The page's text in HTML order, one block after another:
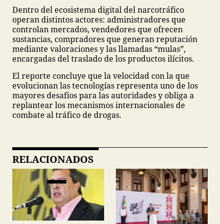
Dentro del ecosistema digital del narcotráfico
operan distintos actores: administradores que
controlan mercados, vendedores que ofrecen
sustancias, compradores que generan reputación
mediante valoraciones y las llamadas “mulas”,
encargadas del traslado de los productos ilícitos.
El reporte concluye que la velocidad con la que
evolucionan las tecnologías representa uno de los
mayores desafíos para las autoridades y obliga a
replantear los mecanismos internacionales de
combate al tráfico de drogas.
RELACIONADOS